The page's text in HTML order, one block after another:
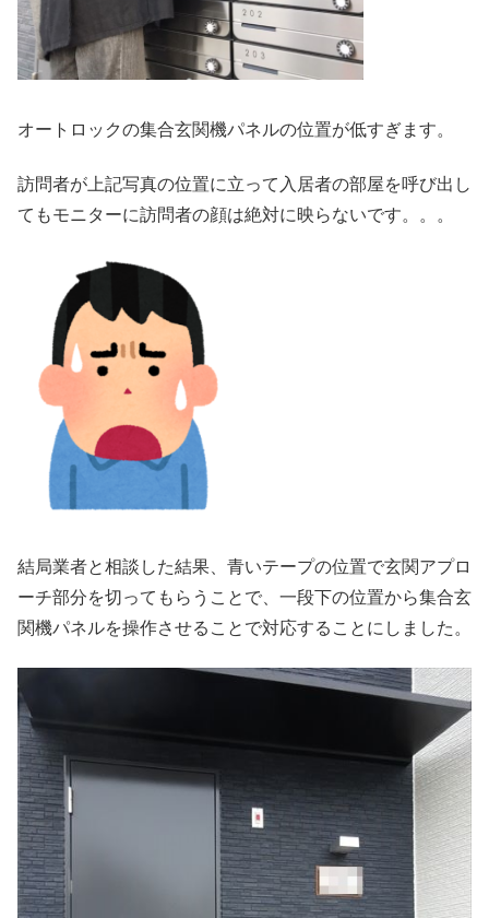
オートロックの集合玄関機パネルの位置が低すぎます。
訪問者が上記写真の位置に立って入居者の部屋を呼び出し
てもモニターに訪問者の顔は絶対に映らないです。。。
結局業者と相談した結果、青いテープの位置で玄関アプロ
ーチ部分を切ってもらうことで、一段下の位置から集合玄
関機パネルを操作させることで対応することにしました。